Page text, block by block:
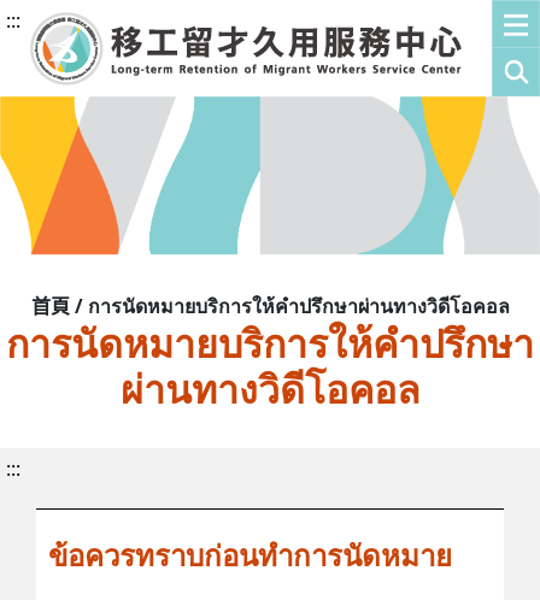
:::
首頁 / การนัดหมายบริการให้คำปรึกษาผ่านทางวิดีโอคอล
การนัดหมายบริการให้คำปรึกษา
ผ่านทางวิดีโอคอล
:::
ข้อควรทราบก่อนทำการนัดหมาย